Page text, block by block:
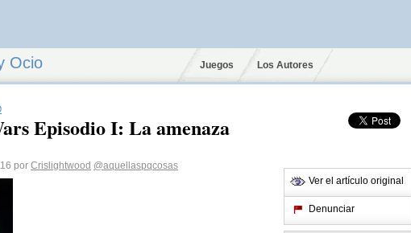
Ocio Juegos Los Autores
Episodio I: La amenaza
por Crislightwood @aquellaspqcosas
Ver el artículo original
Denunciar